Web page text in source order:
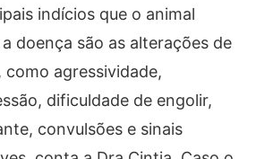
indícios que o animal
doença são as alterações de
agressividade,
dificuldade de engolir,
convulsões e sinais